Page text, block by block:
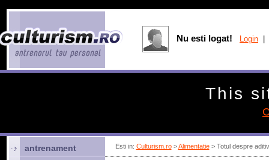
Esti in: Culturism.ro>Alimentatie> Totul despre
antrenament
Nu esti logat! Login
This